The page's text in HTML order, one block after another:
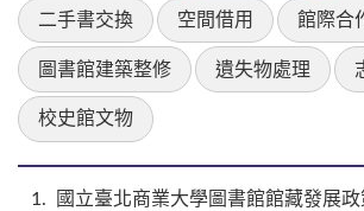
二手書交換 空間借用 館際合
圖書館建築整修 遺失物處理
校史館文物
1 國立臺北商業大學圖書館館藏發展政